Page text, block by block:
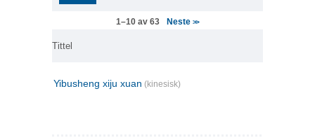
1–10 av 63 Neste>>
Tittel
Yibusheng xiju xuan (kinesisk)